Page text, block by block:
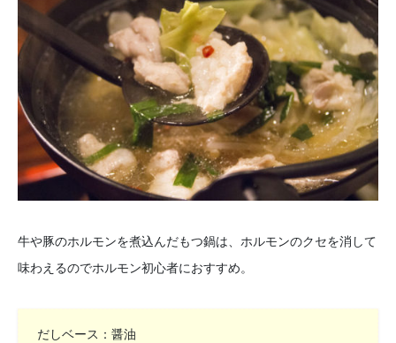
牛や豚のホルモンを煮込んだもつ鍋は、ホルモンのクセを消して
味わえるのでホルモン初心者におすすめ。
だしベース：醤油